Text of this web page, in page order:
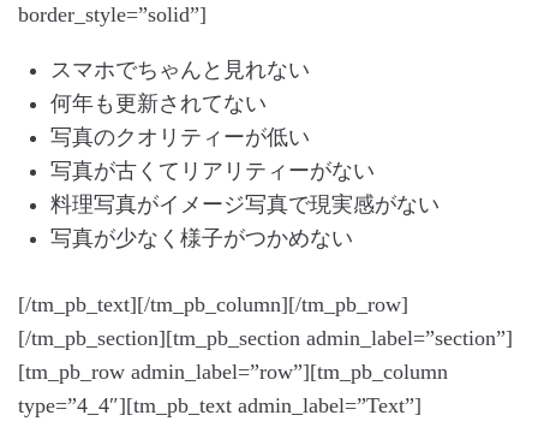
border_style=”solid”]
スマホでちゃんと見れない
何年も更新されてない
写真のクオリティーが低い
写真が古くてリアリティーがない
料理写真がイメージ写真で現実感がない
写真が少なく様子がつかめない
[/tm_pb_text][/tm_pb_column][/tm_pb_row]
[/tm_pb_section][tm_pb_section admin_label=”section”]
[tm_pb_row admin_label=”row”][tm_pb_column
type=”4_4″][tm_pb_text admin_label=”Text”]